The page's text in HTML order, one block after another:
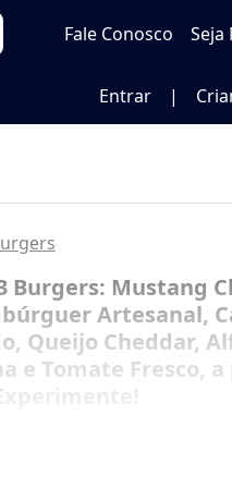
Fale Conosco Seja
Entrar |
Burgers: Mustang
Artesanal,
Queijo Cheddar,
e Tomate Fresco,